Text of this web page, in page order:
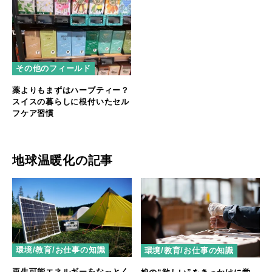
その他のフィールド
薬よりもまずはハーブティー？
スイスの暮らしに根付いたセル
フケア習慣
地球温暖化の記事
環境/教育/お仕事の知識 環境/教育/お仕事の知識